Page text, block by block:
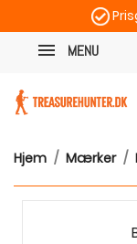
MENU
Hjem Mærker